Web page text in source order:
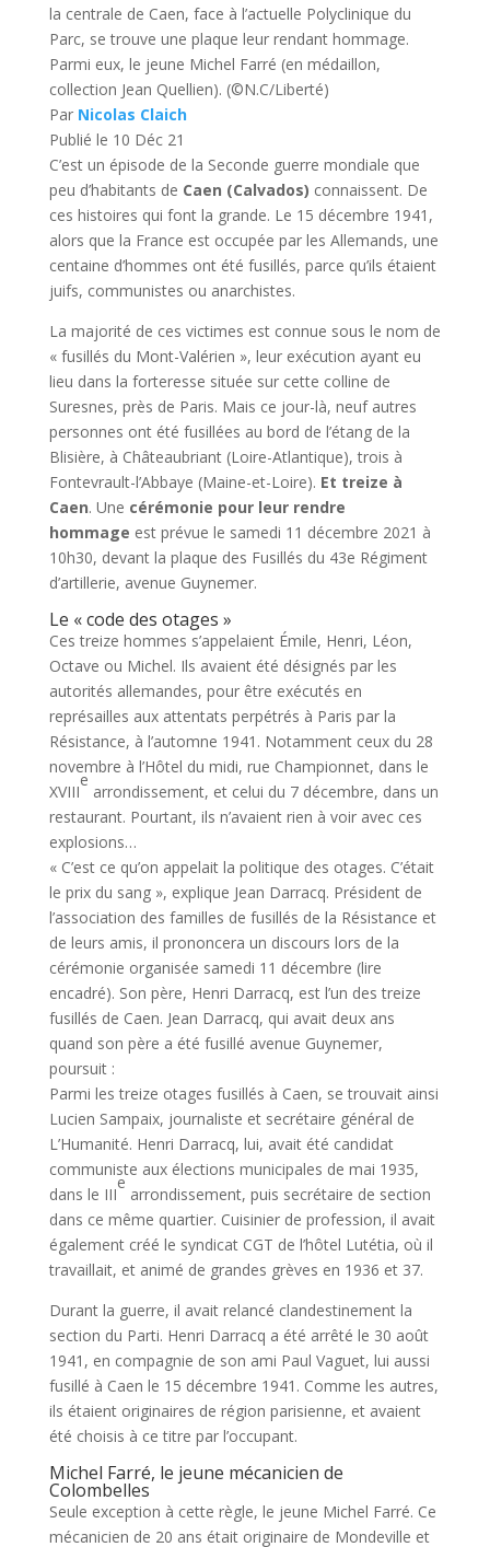
la centrale de Caen, face à l’actuelle Polyclinique du
Parc, se trouve une plaque leur rendant hommage.
Parmi eux, le jeune Michel Farré (en médaillon,
collection Jean Quellien). (©N.C/Liberté)
Par Nicolas Claich
Publié le 10 Déc 21
C’est un épisode de la Seconde guerre mondiale que
peu d’habitants de Caen (Calvados) connaissent. De
ces histoires qui font la grande. Le 15 décembre 1941,
alors que la France est occupée par les Allemands, une
centaine d’hommes ont été fusillés, parce qu’ils étaient
juifs, communistes ou anarchistes.
La majorité de ces victimes est connue sous le nom de
« fusillés du Mont-Valérien », leur exécution ayant eu
lieu dans la forteresse située sur cette colline de
Suresnes, près de Paris. Mais ce jour-là, neuf autres
personnes ont été fusillées au bord de l’étang de la
Blisière, à Châteaubriant (Loire-Atlantique), trois à
Fontevrault-l’Abbaye (Maine-et-Loire). Et treize à
Caen. Une cérémonie pour leur rendre
hommage est prévue le samedi 11 décembre 2021 à
10h30, devant la plaque des Fusillés du 43e Régiment
d’artillerie, avenue Guynemer.
Le « code des otages »
Ces treize hommes s’appelaient Émile, Henri, Léon,
Octave ou Michel. Ils avaient été désignés par les
autorités allemandes, pour être exécutés en
représailles aux attentats perpétrés à Paris par la
Résistance, à l’automne 1941. Notamment ceux du 28
novembre à l’Hôtel du midi, rue Championnet, dans le
XVIII
e
arrondissement, et celui du 7 décembre, dans un
restaurant. Pourtant, ils n’avaient rien à voir avec ces
explosions…
« C’est ce qu’on appelait la politique des otages. C’était
le prix du sang », explique Jean Darracq. Président de
l’association des familles de fusillés de la Résistance et
de leurs amis, il prononcera un discours lors de la
cérémonie organisée samedi 11 décembre (lire
encadré). Son père, Henri Darracq, est l’un des treize
fusillés de Caen. Jean Darracq, qui avait deux ans
quand son père a été fusillé avenue Guynemer,
poursuit :
Parmi les treize otages fusillés à Caen, se trouvait ainsi
Lucien Sampaix, journaliste et secrétaire général de
L’Humanité. Henri Darracq, lui, avait été candidat
communiste aux élections municipales de mai 1935,
dans le III
e
arrondissement, puis secrétaire de section
dans ce même quartier. Cuisinier de profession, il avait
également créé le syndicat CGT de l’hôtel Lutétia, où il
travaillait, et animé de grandes grèves en 1936 et 37.
Durant la guerre, il avait relancé clandestinement la
section du Parti. Henri Darracq a été arrêté le 30 août
1941, en compagnie de son ami Paul Vaguet, lui aussi
fusillé à Caen le 15 décembre 1941. Comme les autres,
ils étaient originaires de région parisienne, et avaient
été choisis à ce titre par l’occupant.
Michel Farré, le jeune mécanicien de
Colombelles
Seule exception à cette règle, le jeune Michel Farré. Ce
mécanicien de 20 ans était originaire de Mondeville et